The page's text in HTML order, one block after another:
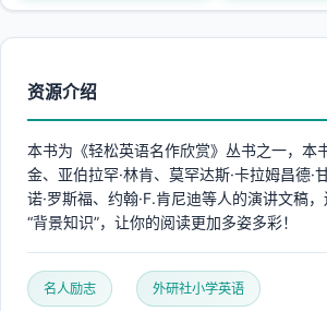
资源介绍
本书为《轻松英语名作欣赏》丛书之一，本
金、亚伯拉罕·林肯、莫罕达斯·卡拉姆昌德·
诺·罗斯福、约翰·F.肯尼迪等人的演讲文稿
“背景知识”，让你的阅读更加多姿多彩！
名人励志 外研社小学英语